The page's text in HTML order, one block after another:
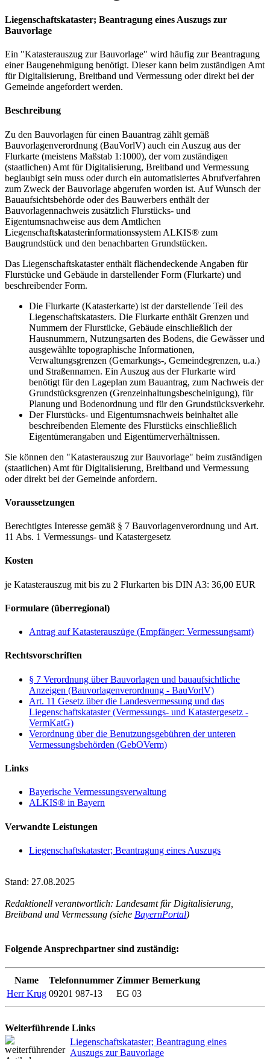
Liegenschaftskataster; Beantragung eines Auszugs zur
Bauvorlage
Ein "Katasterauszug zur Bauvorlage" wird häufig zur Beantragung
einer Baugenehmigung benötigt. Dieser kann beim zuständigen Amt
für Digitalisierung, Breitband und Vermessung oder direkt bei der
Gemeinde angefordert werden.
Beschreibung
Zu den Bauvorlagen für einen Bauantrag zählt gemäß
Bauvorlagenverordnung (BauVorlV) auch ein Auszug aus der
Flurkarte (meistens Maßstab 1:1000), der vom zuständigen
(staatlichen) Amt für Digitalisierung, Breitband und Vermessung
beglaubigt sein muss oder durch ein automatisiertes Abrufverfahren
zum Zweck der Bauvorlage abgerufen worden ist. Auf Wunsch der
Bauaufsichtsbehörde oder des Bauwerbers enthält der
Bauvorlagennachweis zusätzlich Flurstücks- und
Eigentumsnachweise aus dem Amtlichen
Liegenschaftskatasterinformationssystem ALKIS® zum
Baugrundstück und den benachbarten Grundstücken.
Das Liegenschaftskataster enthält flächendeckende Angaben für
Flurstücke und Gebäude in darstellender Form (Flurkarte) und
beschreibender Form.
Die Flurkarte (Katasterkarte) ist der darstellende Teil des
Liegenschaftskatasters. Die Flurkarte enthält Grenzen und
Nummern der Flurstücke, Gebäude einschließlich der
Hausnummern, Nutzungsarten des Bodens, die Gewässer und
ausgewählte topographische Informationen,
Verwaltungsgrenzen (Gemarkungs-, Gemeindegrenzen, u.a.)
und Straßennamen. Ein Auszug aus der Flurkarte wird
benötigt für den Lageplan zum Bauantrag, zum Nachweis der
Grundstücksgrenzen (Grenzeinhaltungsbescheinigung), für
Planung und Bodenordnung und für den Grundstücksverkehr.
Der Flurstücks- und Eigentumsnachweis beinhaltet alle
beschreibenden Elemente des Flurstücks einschließlich
Eigentümerangaben und Eigentümerverhältnissen.
Sie können den "Katasterauszug zur Bauvorlage" beim zuständigen
(staatlichen) Amt für Digitalisierung, Breitband und Vermessung
oder direkt bei der Gemeinde anfordern.
Voraussetzungen
Berechtigtes Interesse gemäß § 7 Bauvorlagenverordnung und Art.
11 Abs. 1 Vermessungs- und Katastergesetz
Kosten
je Katasterauszug mit bis zu 2 Flurkarten bis DIN A3: 36,00 EUR
Formulare (überregional)
Antrag auf Katasterauszüge (Empfänger: Vermessungsamt)
Rechtsvorschriften
§ 7 Verordnung über Bauvorlagen und bauaufsichtliche
Anzeigen (Bauvorlagenverordnung - BauVorlV)
Art. 11 Gesetz über die Landesvermessung und das
Liegenschaftskataster (Vermessungs- und Katastergesetz -
VermKatG)
Verordnung über die Benutzungsgebühren der unteren
Vermessungsbehörden (GebOVerm)
Links
Bayerische Vermessungsverwaltung
ALKIS® in Bayern
Verwandte Leistungen
Liegenschaftskataster; Beantragung eines Auszugs
Stand: 27.08.2025
Redaktionell verantwortlich: Landesamt für Digitalisierung,
Breitband und Vermessung (siehe BayernPortal)
Folgende Ansprechpartner sind zuständig:
Name Telefonnummer Zimmer Bemerkung
Herr Krug 09201 987-13 EG 03
Weiterführende Links
Liegenschaftskataster; Beantragung eines
Auszugs zur Bauvorlage